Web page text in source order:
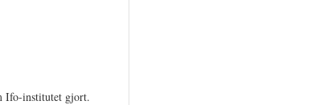
Ifo-institutet gjort.